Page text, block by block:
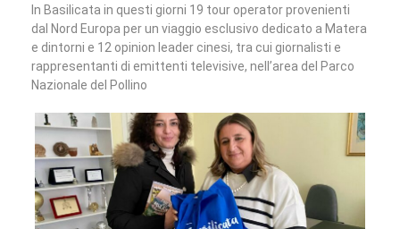
In Basilicata in questi giorni 19 tour operator provenienti
dal Nord Europa per un viaggio esclusivo dedicato a Matera
e dintorni e 12 opinion leader cinesi, tra cui giornalisti e
rappresentanti di emittenti televisive, nell’area del Parco
Nazionale del Pollino